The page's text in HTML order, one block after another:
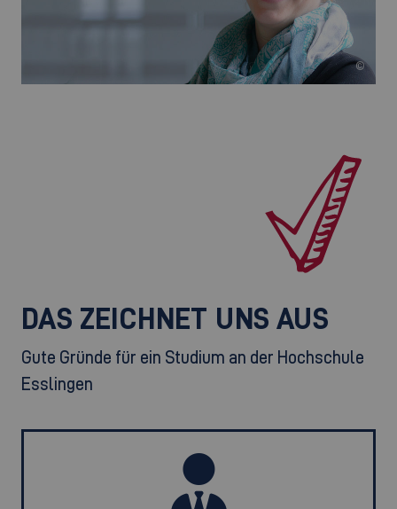
©
DAS ZEICHNET UNS AUS
Gute Gründe für ein Studium an der Hochschule
Esslingen